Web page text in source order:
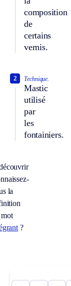
composition
de
certains
vernis.
Technique.
Mastic
utilisé
par
les
fontainiers.
2
la
?